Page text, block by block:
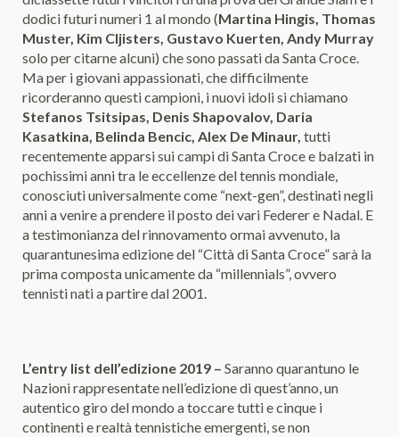
dodici futuri numeri 1 al mondo (Martina Hingis, Thomas
Muster, Kim Cljisters, Gustavo Kuerten, Andy Murray
solo per citarne alcuni) che sono passati da Santa Croce.
Ma per i giovani appassionati, che difficilmente
ricorderanno questi campioni, i nuovi idoli si chiamano
Stefanos Tsitsipas, Denis Shapovalov, Daria
Kasatkina, Belinda Bencic, Alex De Minaur, tutti
recentemente apparsi sui campi di Santa Croce e balzati in
pochissimi anni tra le eccellenze del tennis mondiale,
conosciuti universalmente come “next-gen”, destinati negli
anni a venire a prendere il posto dei vari Federer e Nadal. E
a testimonianza del rinnovamento ormai avvenuto, la
quarantunesima edizione del “Città di Santa Croce” sarà la
prima composta unicamente da “millennials”, ovvero
tennisti nati a partire dal 2001.
L’entry list dell’edizione 2019 – Saranno quarantuno le
Nazioni rappresentate nell’edizione di quest’anno, un
autentico giro del mondo a toccare tutti e cinque i
continenti e realtà tennistiche emergenti, se non